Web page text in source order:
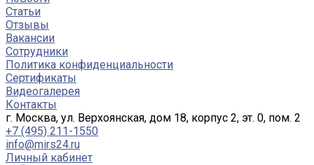
Статьи
Отзывы
Вакансии
Сотрудники
Политика конфиденциальности
Сертификаты
Видеогалерея
Контакты
г. Москва, ул. Верхоянская, дом 18, корпус 2, эт. 0, пом. 2
+7 (495) 211-1550
info@mirs24.ru
Личный кабинет